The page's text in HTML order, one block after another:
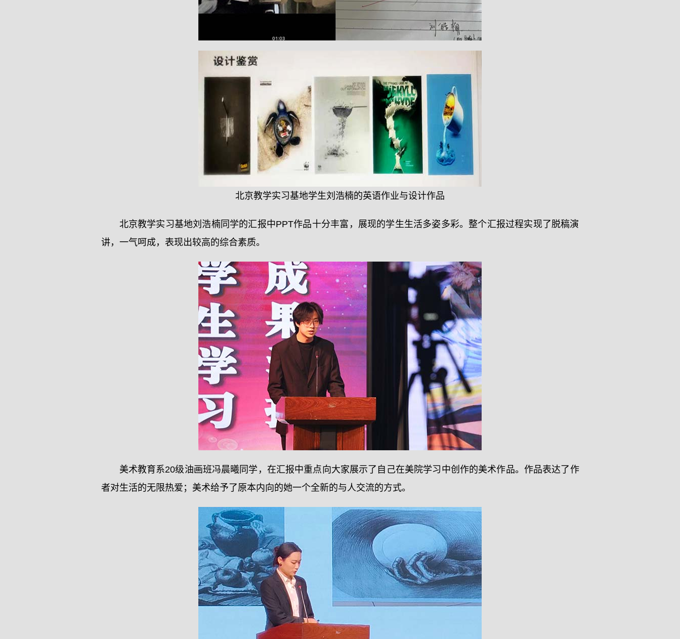
北京教学实习基地学生刘浩楠的英语作业与设计作品
北京教学实习基地刘浩楠同学的汇报中PPT作品十分丰富，展现的学生生活多姿多彩。整个汇报过程实现了脱稿演
讲，一气呵成，表现出较高的综合素质。
美术教育系20级油画班冯晨曦同学，在汇报中重点向大家展示了自己在美院学习中创作的美术作品。作品表达了作
者对生活的无限热爱；美术给予了原本内向的她一个全新的与人交流的方式。